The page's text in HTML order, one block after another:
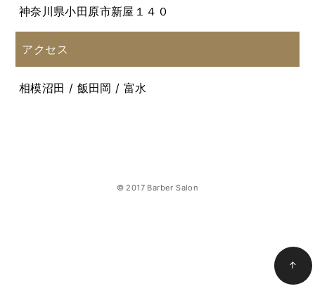
神奈川県小田原市新屋１４０
アクセス
相模沼田 / 飯田岡 / 富水
© 2017 Barber Salon
↑